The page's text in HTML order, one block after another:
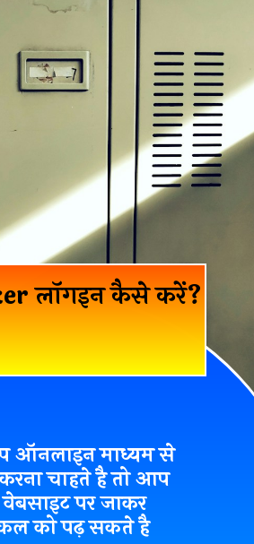
लॉगइन कैसे करें?
ऑनलाइन माध्यम से
चाहते है तो आप
वेबसाइट पर जाकर
को पढ़ सकते है